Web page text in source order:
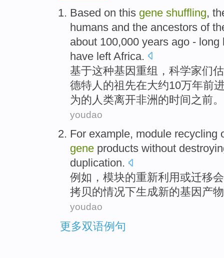
Based on this gene shuffling,
humans and the ancestors of
about 100,000 years ago - long
have left Africa.
基于这种基因重组 ， 科学家们
德特 人 的祖先在大约10万年前
为的 人类离开非洲的时间之前。
youdao
For example, module recycling
gene products without
duplication.
例如 ， 模块的重新利用或迁移会
拷贝的情况下生成新的基因 产物
youdao
更多双语例句